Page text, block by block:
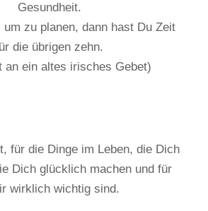
Gesundheit.
um zu planen, dann hast Du Zeit
die übrigen zehn.
an ein altes irisches Gebet)
für die Dinge im Leben, die Dich
Dich glücklich machen und für
wirklich wichtig sind.